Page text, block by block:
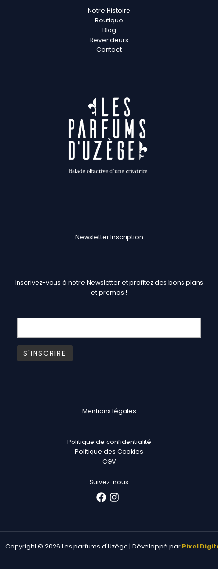
Notre Histoire
Boutique
Blog
Revendeurs
Contact
Newsletter Inscription
Inscrivez-vous à notre Newsletter et profitez des bons plans
et promos !
Mentions légales
Politique de confidentialité
Politique des Cookies
CGV
Suivez-nous
Copyright © 2026 Les parfums d'Uzège | Développé par Pixel